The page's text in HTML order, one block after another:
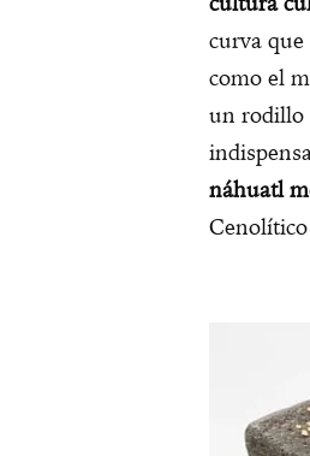
curva
como el
un rodillo
náhuatl